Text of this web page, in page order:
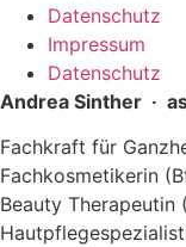
Datenschutz
Impressum
Datenschutz
Andrea Sinther ·
Fachkraft für
Fachkosmetikerin
Beauty Therapeutin